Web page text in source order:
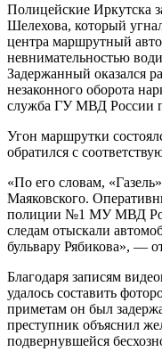
Полицейские Иркутска
Шелехова, который
центра маршрутный
невнимательностью
Задержанный оказался
незаконного оборота
служба ГУ МВД России
Угон маршрутки
обратился с
«По его словам,
Маяковского.
полиции №1 МУ МВД
следам отыскали
бульвару Рябикова», —
Благодаря записям
удалось составить
приметам он был
преступник объяснил
подвернувшейся